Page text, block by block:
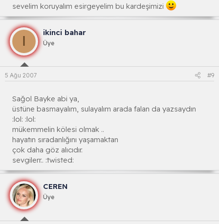
sevelim koruyalım esirgeyelim bu kardeşimizi
I
ikinci bahar
Üye
5 Ağu 2007 #9
Sağol Bayke abi ya,
üstüne basmayalım, sulayalım arada falan da yazsaydın
:lol: :lol:
mükemmelin kölesi olmak ..
hayatın sıradanlığını yaşamaktan
çok daha göz alıcıdır.
sevgilerr.. :twisted:
CEREN
Üye